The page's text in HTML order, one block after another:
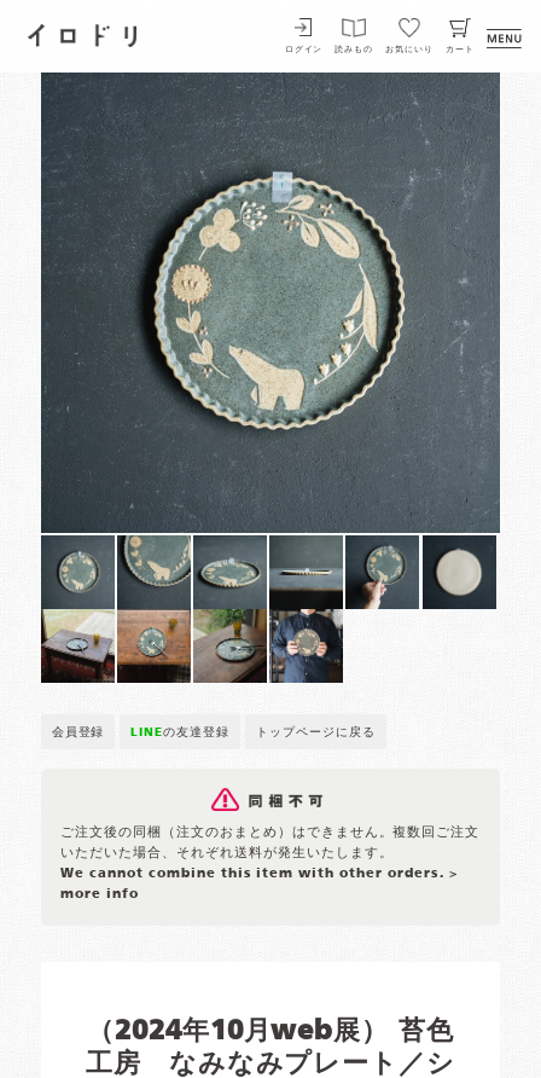
イロドリ
ログイン 読みもの お気にいり カート
会員登録 LINEの友達登録 トップページに戻る
ご注文後の同梱（注文のおまとめ）はできません。複数回ご注文
いただいた場合、それぞれ送料が発生いたします。
We cannot combine this item with other orders. >
more info
（2024年10月web展） 苔色
工房 なみなみプレート／シ